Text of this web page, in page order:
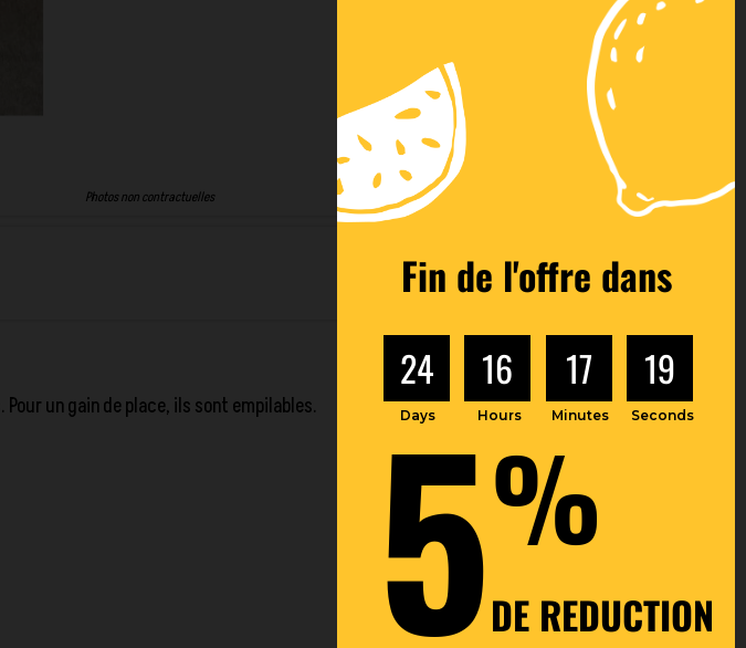
Photos non contractuelles
un gain de place, ils sont empilables. 5%
DE REDUCTION
Fin de l'offre dans
24 16 17 18
Days Hours Minutes Seconds